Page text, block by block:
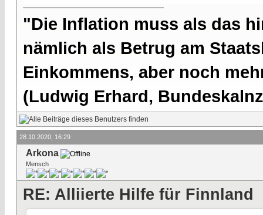
"Die Inflation muss als das
nämlich als Betrug am
Einkommens, aber noch
(Ludwig Erhard,
28.10.2020, 16:29
Arkona
Mensch
RE: Alliierte Hilfe für Finnland